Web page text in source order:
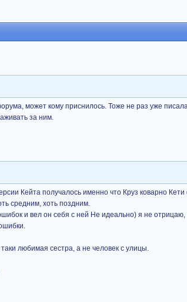
может кому приснилось. Тоже не раз уже
за ним.
Кейта получалось именно что Круз коварно Кети
средним, хоть поздним.
и вел он себя с ней Не идеально) я не отрицаю,
любимая сестра, а не человек с улицы.